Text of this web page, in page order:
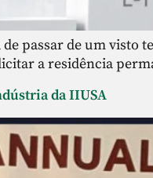
passar de um visto
a residência
da IIUSA